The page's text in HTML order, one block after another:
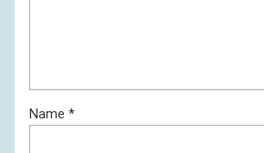
Name *